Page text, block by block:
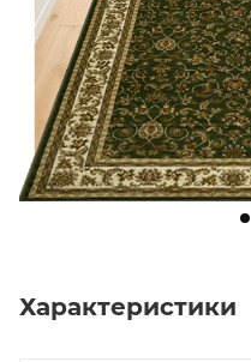
Характеристики